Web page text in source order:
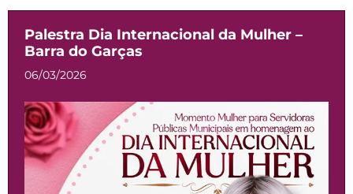
Palestra Dia Internacional da Mulher –
Barra do Garças
06/03/2026